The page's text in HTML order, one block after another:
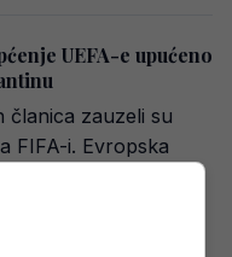
UEFA-e upućeno
članica zauzeli su
FIFA-i. Evropska